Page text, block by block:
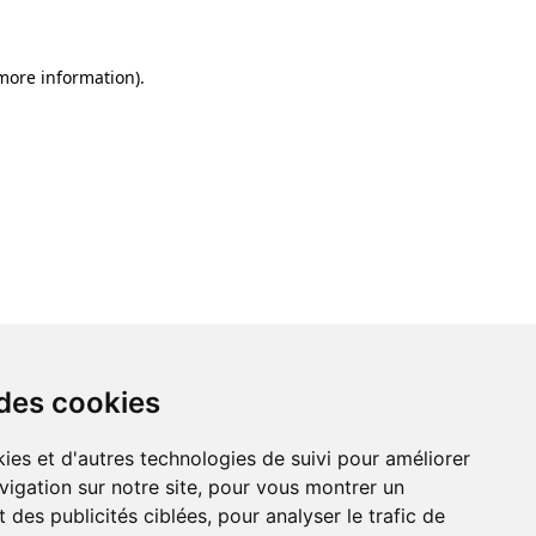
cookies
et d'autres technologies de suivi pour améliorer
sur notre site, pour vous montrer un
des publicités ciblées, pour analyser le trafic de
information).